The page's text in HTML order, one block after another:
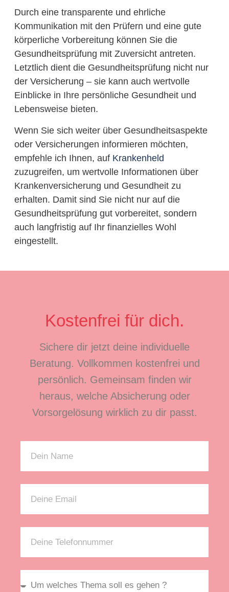
Durch eine transparente und ehrliche
Kommunikation mit den Prüfern und eine gute
körperliche Vorbereitung können Sie die
Gesundheitsprüfung mit Zuversicht antreten.
Letztlich dient die Gesundheitsprüfung nicht nur
der Versicherung – sie kann auch wertvolle
Einblicke in Ihre persönliche Gesundheit und
Lebensweise bieten.
Wenn Sie sich weiter über Gesundheitsaspekte
oder Versicherungen informieren möchten,
empfehle ich Ihnen, auf Krankenheld
zuzugreifen, um wertvolle Informationen über
Krankenversicherung und Gesundheit zu
erhalten. Damit sind Sie nicht nur auf die
Gesundheitsprüfung gut vorbereitet, sondern
auch langfristig auf Ihr finanzielles Wohl
eingestellt.
Kostenfrei für dich.
Sichere dir jetzt deine individuelle
Beratung. Vollkommen kostenfrei und
persönlich. Gemeinsam finden wir
heraus, welche Absicherung oder
Vorsorgelösung wirklich zu dir passt.